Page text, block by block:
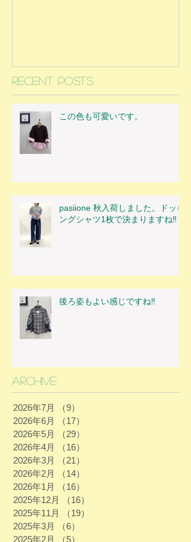
Recent Posts
この色も可愛いです。
pasiione 秋入荷しました。ドッキ
ングシャツ1枚で決まりますね‼
後ろ姿もよい感じですね‼
Archive
2026年7月 （9）
2026年6月
（17）
2026年5月
（29）
2026年4月
（16）
2026年3月
（21）
2026年2月
（14）
2026年1月
（16）
2025年12月
（16）
2025年11月
（19）
2025年3月
（6）
2025年2月
（5）